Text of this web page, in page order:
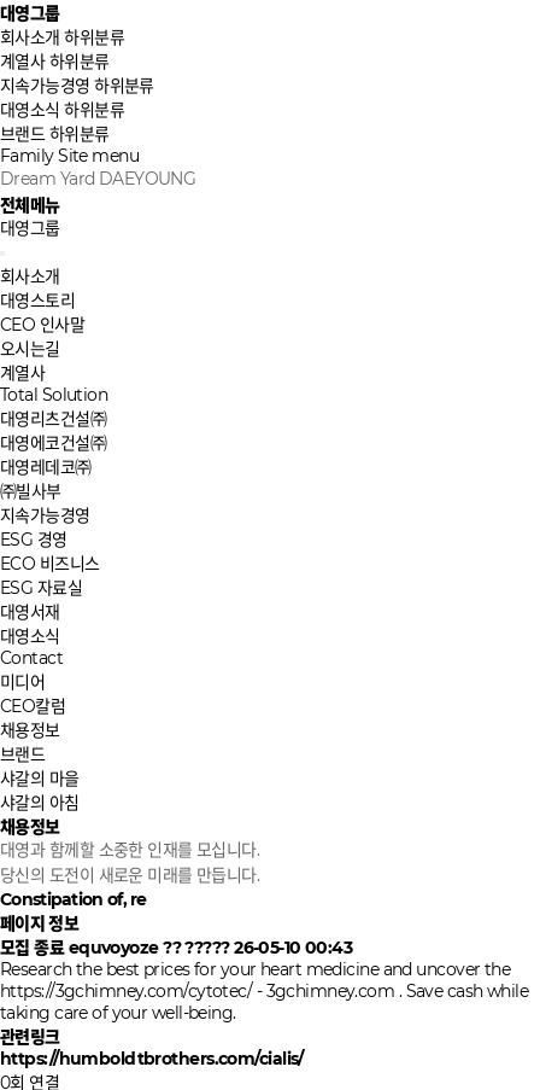
대영그룹
회사소개 하위분류
계열사 하위분류
지속가능경영 하위분류
대영소식 하위분류
브랜드 하위분류
Family Site menu
Dream Yard DAEYOUNG
전체메뉴
대영그룹
회사소개
대영스토리
CEO 인사말
오시는길
계열사
Total Solution
대영리츠건설㈜
대영에코건설㈜
대영레데코㈜
㈜빌사부
지속가능경영
ESG 경영
ECO 비즈니스
ESG 자료실
대영서재
대영소식
Contact
미디어
CEO칼럼
채용정보
브랜드
샤갈의 마을
샤갈의 아침
채용정보
대영과 함께할 소중한 인재를 모십니다.
당신의 도전이 새로운 미래를 만듭니다.
Constipation of, re
페이지 정보
모집 종료equvoyoze???????26-05-10 00:43
Research the best prices for your heart medicine and uncover the
https://3gchimney.com/cytotec/- 3gchimney.com . Save cash while
taking care of your well-being.
관련링크
https://humboldtbrothers.com/cialis/
0회 연결